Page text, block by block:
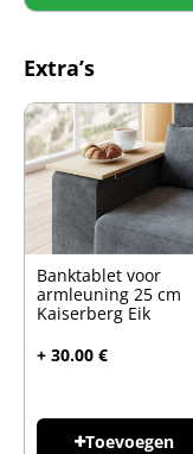
Extra’s
Banktablet voor
armleuning 25 cm
Kaiserberg Eik
+ 30.00 €
Toevoegen